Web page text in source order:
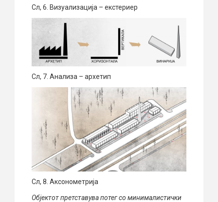
Сл, 6. Визуализација – екстериер
Сл, 7. Анализа – архетип
Сл, 8. Аксонометрија
Објектот претставува потег со минималистички